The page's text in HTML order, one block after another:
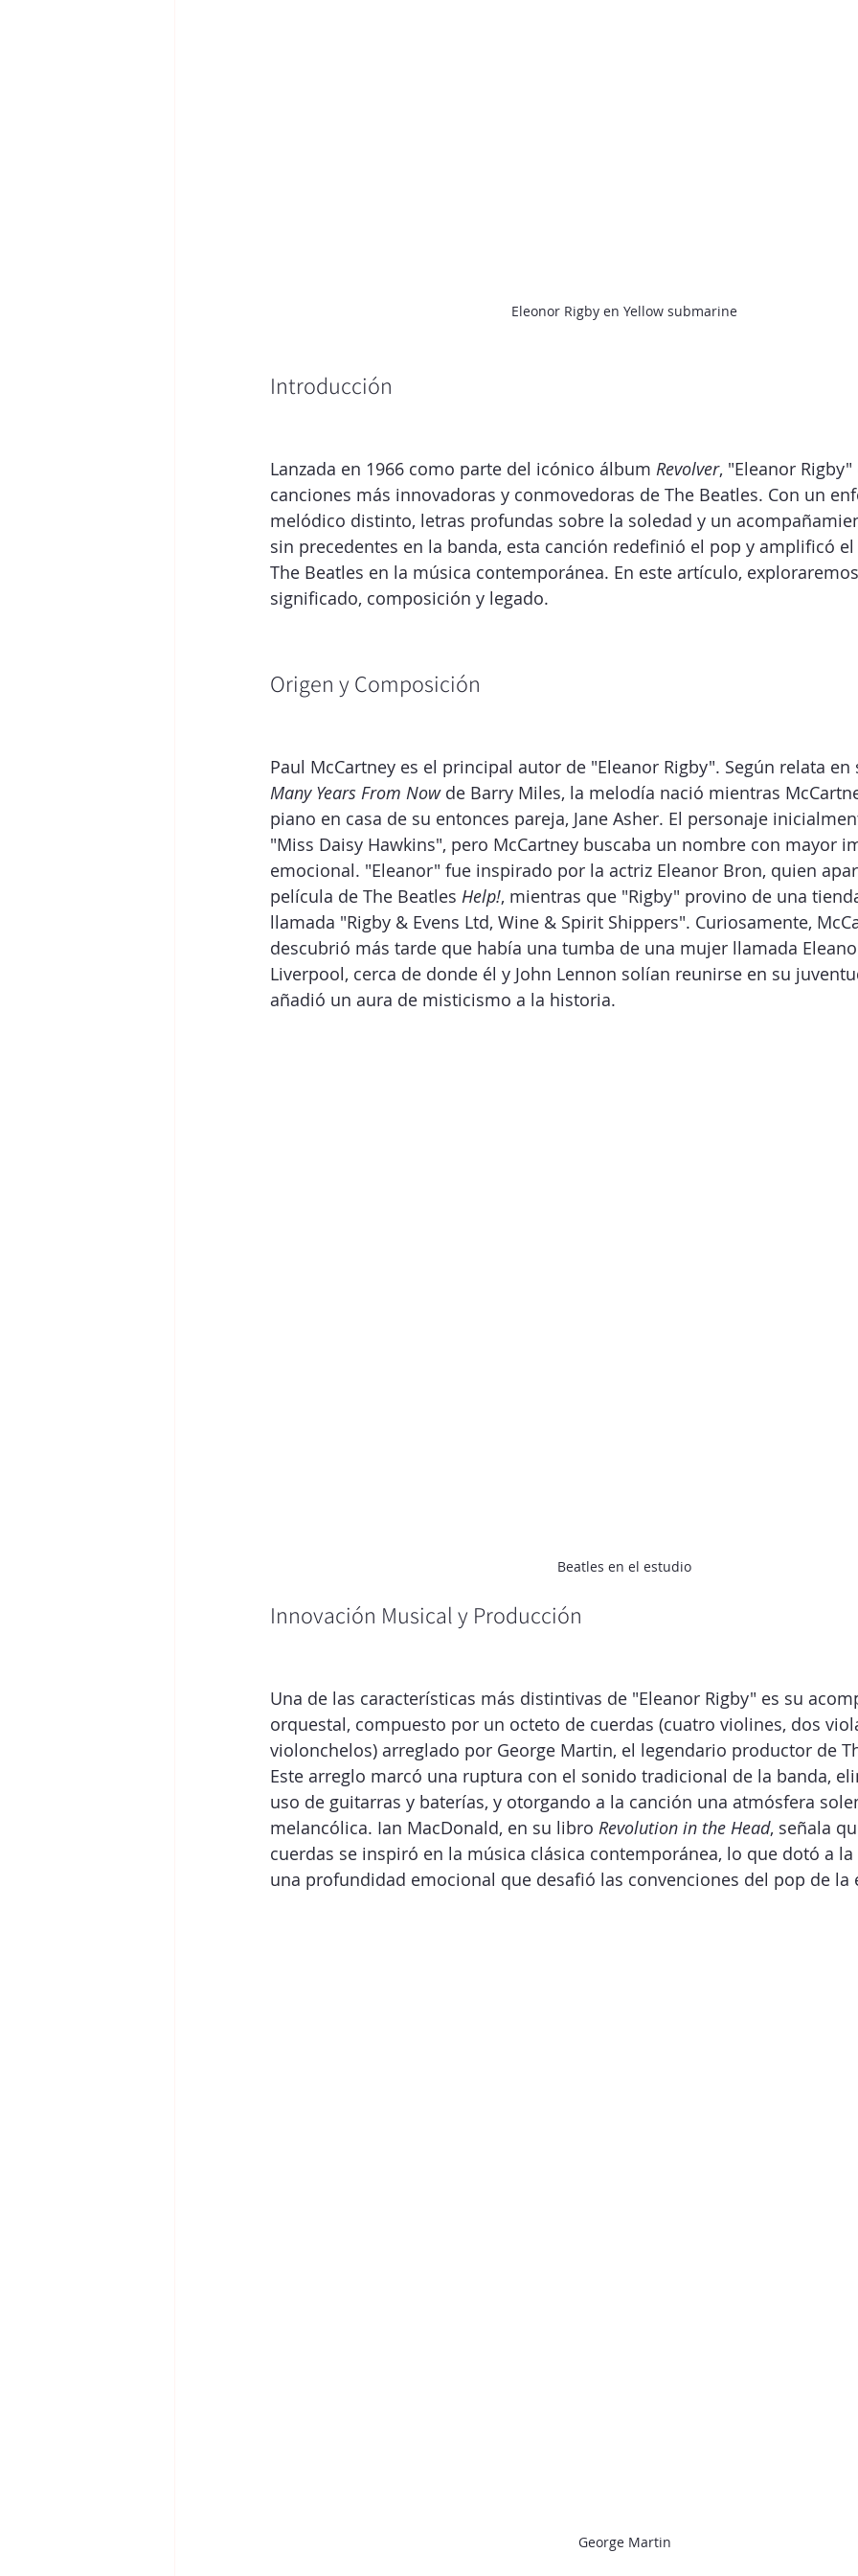
Eleonor Rigby en Yellow submarine
Introducción
Lanzada en 1966 como parte del icónico álbum Revolver, "Eleanor
canciones más innovadoras y conmovedoras de The Beatles. Con un
melódico distinto, letras profundas sobre la soledad y un
sin precedentes en la banda, esta canción redefinió el pop y amplificó
The Beatles en la música contemporánea. En este artículo,
significado, composición y legado.
Origen y Composición
Paul McCartney es el principal autor de "Eleanor Rigby". Según relata
Many Years From Now de Barry Miles, la melodía nació mientras
piano en casa de su entonces pareja, Jane Asher. El personaje
"Miss Daisy Hawkins", pero McCartney buscaba un nombre con mayor
emocional. "Eleanor" fue inspirado por la actriz Eleanor Bron, quien
película de The Beatles Help!, mientras que "Rigby" provino de una
llamada "Rigby & Evens Ltd, Wine & Spirit Shippers". Curiosamente,
descubrió más tarde que había una tumba de una mujer llamada
Liverpool, cerca de donde él y John Lennon solían reunirse en su
añadió un aura de misticismo a la historia.
Beatles en el estudio
Innovación Musical y Producción
Una de las características más distintivas de "Eleanor Rigby" es su
orquestal, compuesto por un octeto de cuerdas (cuatro violines, dos
violonchelos) arreglado por George Martin, el legendario productor de
Este arreglo marcó una ruptura con el sonido tradicional de la banda,
uso de guitarras y baterías, y otorgando a la canción una atmósfera
melancólica. Ian MacDonald, en su libro Revolution in the Head, señala
cuerdas se inspiró en la música clásica contemporánea, lo que dotó a
una profundidad emocional que desafió las convenciones del pop de la
George Martin